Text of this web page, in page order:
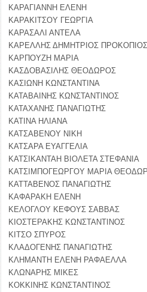
ΚΑΡΑΓΙΑΝΝΗ ΕΛΕΝΗ
ΚΑΡΑΚΙΤΣΟΥ ΓΕΩΡΓΙΑ
ΚΑΡΑΣΑΛΙ ΑΝΤΕΛΑ
ΚΑΡΕΛΛΗΣ ΔΗΜΗΤΡΙΟΣ ΠΡΟΚΟΠΙΟΣ
ΚΑΡΠΟΥΖΗ ΜΑΡΙΑ
ΚΑΣΔΟΒΑΣΙΛΗΣ ΘΕΟΔΩΡΟΣ
ΚΑΣΙΩΝΗ ΚΩΝΣΤΑΝΤΙΝΑ
ΚΑΤΑΒΑΙΝΗΣ ΚΩΝΣΤΑΝΤΙΝΟΣ
ΚΑΤΑΧΑΝΗΣ ΠΑΝΑΓΙΩΤΗΣ
ΚΑΤΙΝΑ ΗΛΙΑΝΑ
ΚΑΤΣΑΒΕΝΟΥ ΝΙΚΗ
ΚΑΤΣΑΡΑ ΕΥΑΓΓΕΛΙΑ
ΚΑΤΣΙΚΑΝΤΑΗ ΒΙΟΛΕΤΑ ΣΤΕΦΑΝΙΑ
ΚΑΤΣΙΜΠΟΓΕΩΡΓΟΥ ΜΑΡΙΑ
ΚΑΤΤΑΒΕΝΟΣ ΠΑΝΑΓΙΩΤΗΣ
ΚΑΦΑΡΑΚΗ ΕΛΕΝΗ
ΚΕΛΟΓΛΟΥ ΚΕΦΟΥΣ ΣΑΒΒΑΣ
ΚΙΟΣΤΕΡΑΚΗΣ ΚΩΝΣΤΑΝΤΙΝΟΣ
ΚΙΤΣΟ ΣΠΥΡΟΣ
ΚΛΑΔΟΓΕΝΗΣ ΠΑΝΑΓΙΩΤΗΣ
ΚΛΗΜΑΝΤΗ ΕΛΕΝΗ ΡΑΦΑΕΛΛΑ
ΚΛΩΝΑΡΗΣ ΜΙΚΕΣ
ΚΟΚΚΙΝΗΣ ΚΩΝΣΤΑΝΤΙΝΟΣ